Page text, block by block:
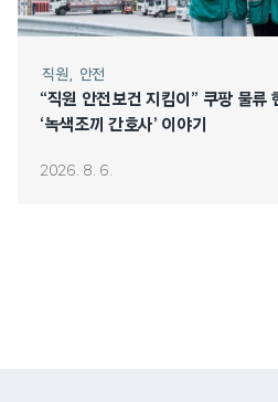
직원 안전
“직원 안전보건 지킴이” 쿠팡 물류
‘녹색조끼 간호사’ 이야기
2026. 8. 6.